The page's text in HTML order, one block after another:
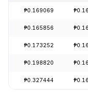
₱0.169069
₱0.165856
₱0.173252
₱0.198820
₱0.327444